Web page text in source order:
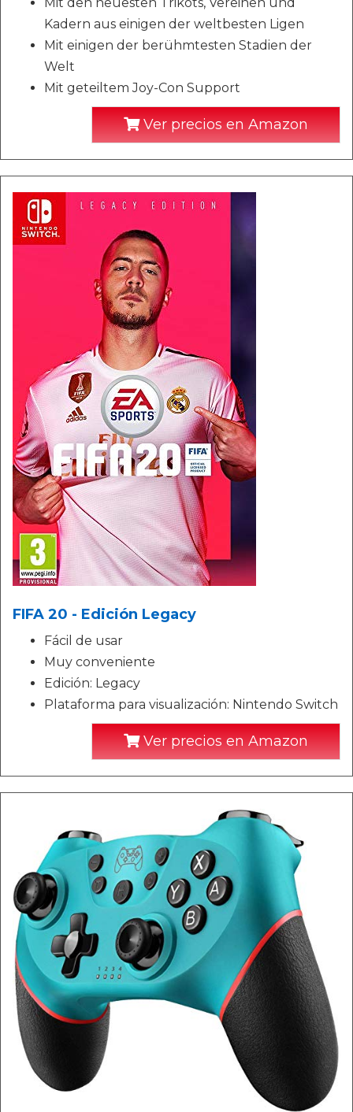
Kadern aus einigen der weltbesten Ligen
Mit einigen der berühmtesten Stadien der
Welt
Mit geteiltem Joy-Con Support
Ver precios en Amazon
FIFA 20 - Edición Legacy
Fácil de usar
Muy conveniente
Edición: Legacy
Plataforma para visualización: Nintendo Switch
Ver precios en Amazon